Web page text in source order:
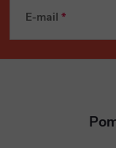
p
E-mail